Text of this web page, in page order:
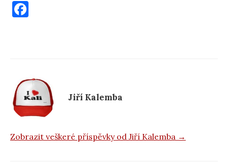
b
o
o
k
Jiří Kalemba
Zobrazit veškeré příspěvky od Jiří Kalemba →